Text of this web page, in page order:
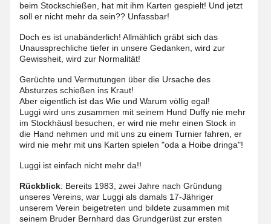
beim Stockschießen, hat mit ihm Karten gespielt! Und jetzt
soll er nicht mehr da sein?? Unfassbar!
Doch es ist unabänderlich! Allmählich gräbt sich das
Unaussprechliche tiefer in unsere Gedanken, wird zur
Gewissheit, wird zur Normalität!
Gerüchte und Vermutungen über die Ursache des
Absturzes schießen ins Kraut!
Aber eigentlich ist das Wie und Warum völlig egal!
Luggi wird uns zusammen mit seinem Hund Duffy nie mehr
im Stockhäusl besuchen, er wird nie mehr einen Stock in
die Hand nehmen und mit uns zu einem Turnier fahren, er
wird nie mehr mit uns Karten spielen "oda a Hoibe dringa"!
Luggi ist einfach nicht mehr da!!
Rückblick: Bereits 1983, zwei Jahre nach Gründung
unseres Vereins, war Luggi als damals 17-Jähriger
unserem Verein beigetreten und bildete zusammen mit
seinem Bruder Bernhard das Grundgerüst zur ersten